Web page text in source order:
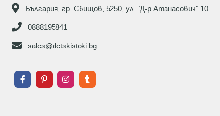
България, гр. Свищов, 5250, ул. "Д-р Атанасович" 10
0888195841
sales@detskistoki.bg